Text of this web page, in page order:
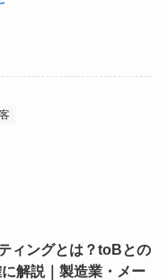
ィングとは？toBとの
解説｜製造業・メー